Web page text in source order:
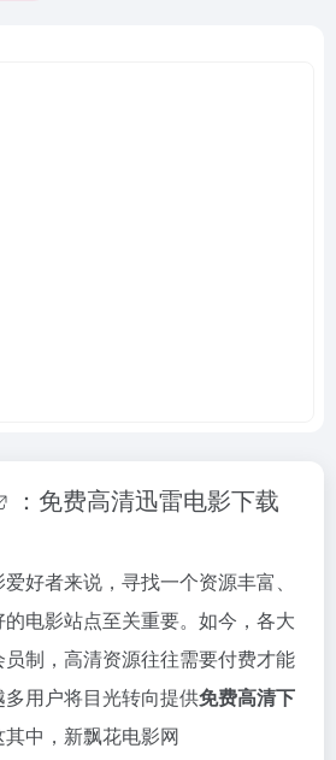
：免费高清迅雷电影下载
好者来说，寻找一个资源丰富、
电影站点至关重要。如今，各大
制，高清资源往往需要付费才能
用户将目光转向提供免费高清下
中， 新飘花电影网